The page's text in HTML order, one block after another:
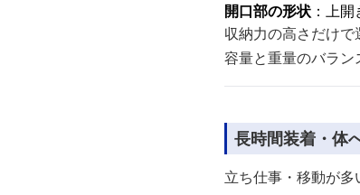
開口部の形状 ：上
収納力の高さだけで
容量と重量のバラン
長時間装着・体
立ち仕事・移動が多